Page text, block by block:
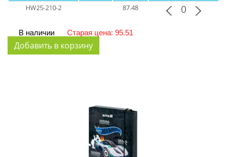
HW25-210-2
87.48
В наличии Старая цена: 95.51